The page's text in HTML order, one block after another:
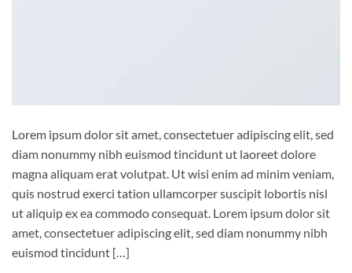
Lorem ipsum dolor sit amet, consectetuer adipiscing elit, sed
diam nonummy nibh euismod tincidunt ut laoreet dolore
magna aliquam erat volutpat. Ut wisi enim ad minim veniam,
quis nostrud exerci tation ullamcorper suscipit lobortis nisl
ut aliquip ex ea commodo consequat. Lorem ipsum dolor sit
amet, consectetuer adipiscing elit, sed diam nonummy nibh
euismod tincidunt […]